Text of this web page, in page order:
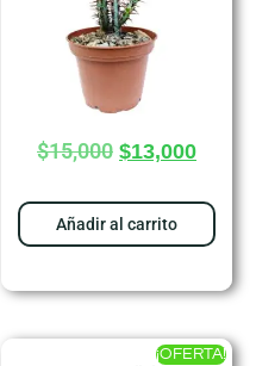
$15,000 $13,000
Añadir al carrito
¡OFERTA!